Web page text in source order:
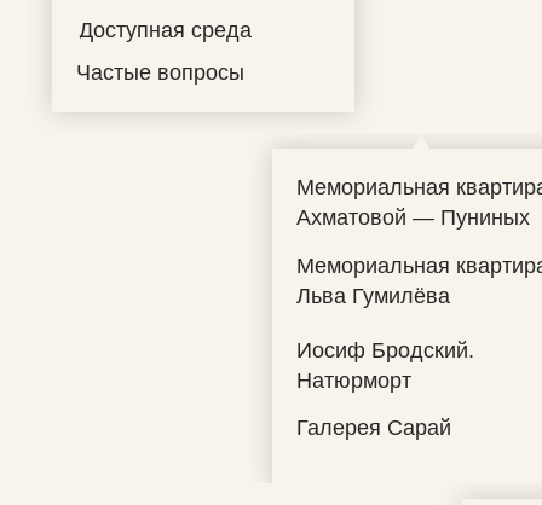
Частые вопросы
Доступная среда
Мемориальная
Ахматовой — Пуниных
Иосиф Бродский.
Натюрморт
Мемориальная
Льва Гумилёва
Галерея Сарай